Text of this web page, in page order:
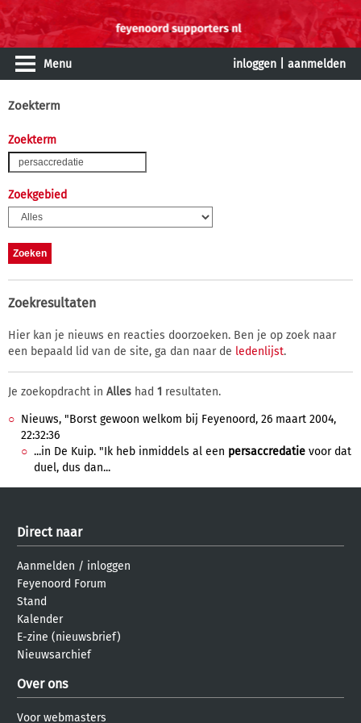
Menu inloggen aanmelden
Zoekterm
Zoekterm
Zoekgebied
Zoekresultaten
Hier kan je nieuws en reacties doorzoeken. Ben je op zoek naar
een bepaald lid van de site, ga dan naar de ledenlijst.
Je zoekopdracht in Alles had 1 resultaten.
Nieuws, "Borst gewoon welkom bij Feyenoord, 26 maart 2004,
22:32:36
...in De Kuip. "Ik heb inmiddels al een persaccredatie voor dat
duel, dus dan...
Direct naar
Aanmelden / inloggen
Feyenoord Forum
Stand
Kalender
E-zine (nieuwsbrief)
Nieuwsarchief
Over ons
Voor webmasters